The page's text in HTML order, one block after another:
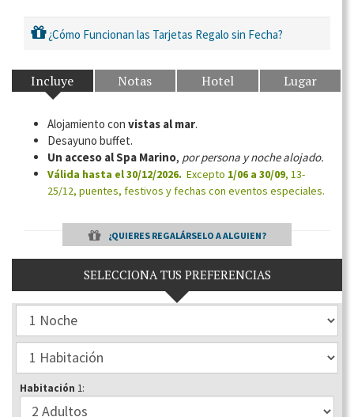
¿Cómo Funcionan las Tarjetas Regalo sin Fecha?
Incluye Notas Hotel Lugar
Alojamiento con vistas al mar.
Desayuno buffet.
Un acceso al Spa Marino, por persona y noche alojado.
Válida hasta el 30/12/2026. Excepto 1/06 a 30/09, 13-
25/12, puentes, festivos y fechas con eventos especiales.
¿QUIERES REGALÁRSELO A ALGUIEN?
SELECCIONA TUS PREFERENCIAS
Habitación 1: